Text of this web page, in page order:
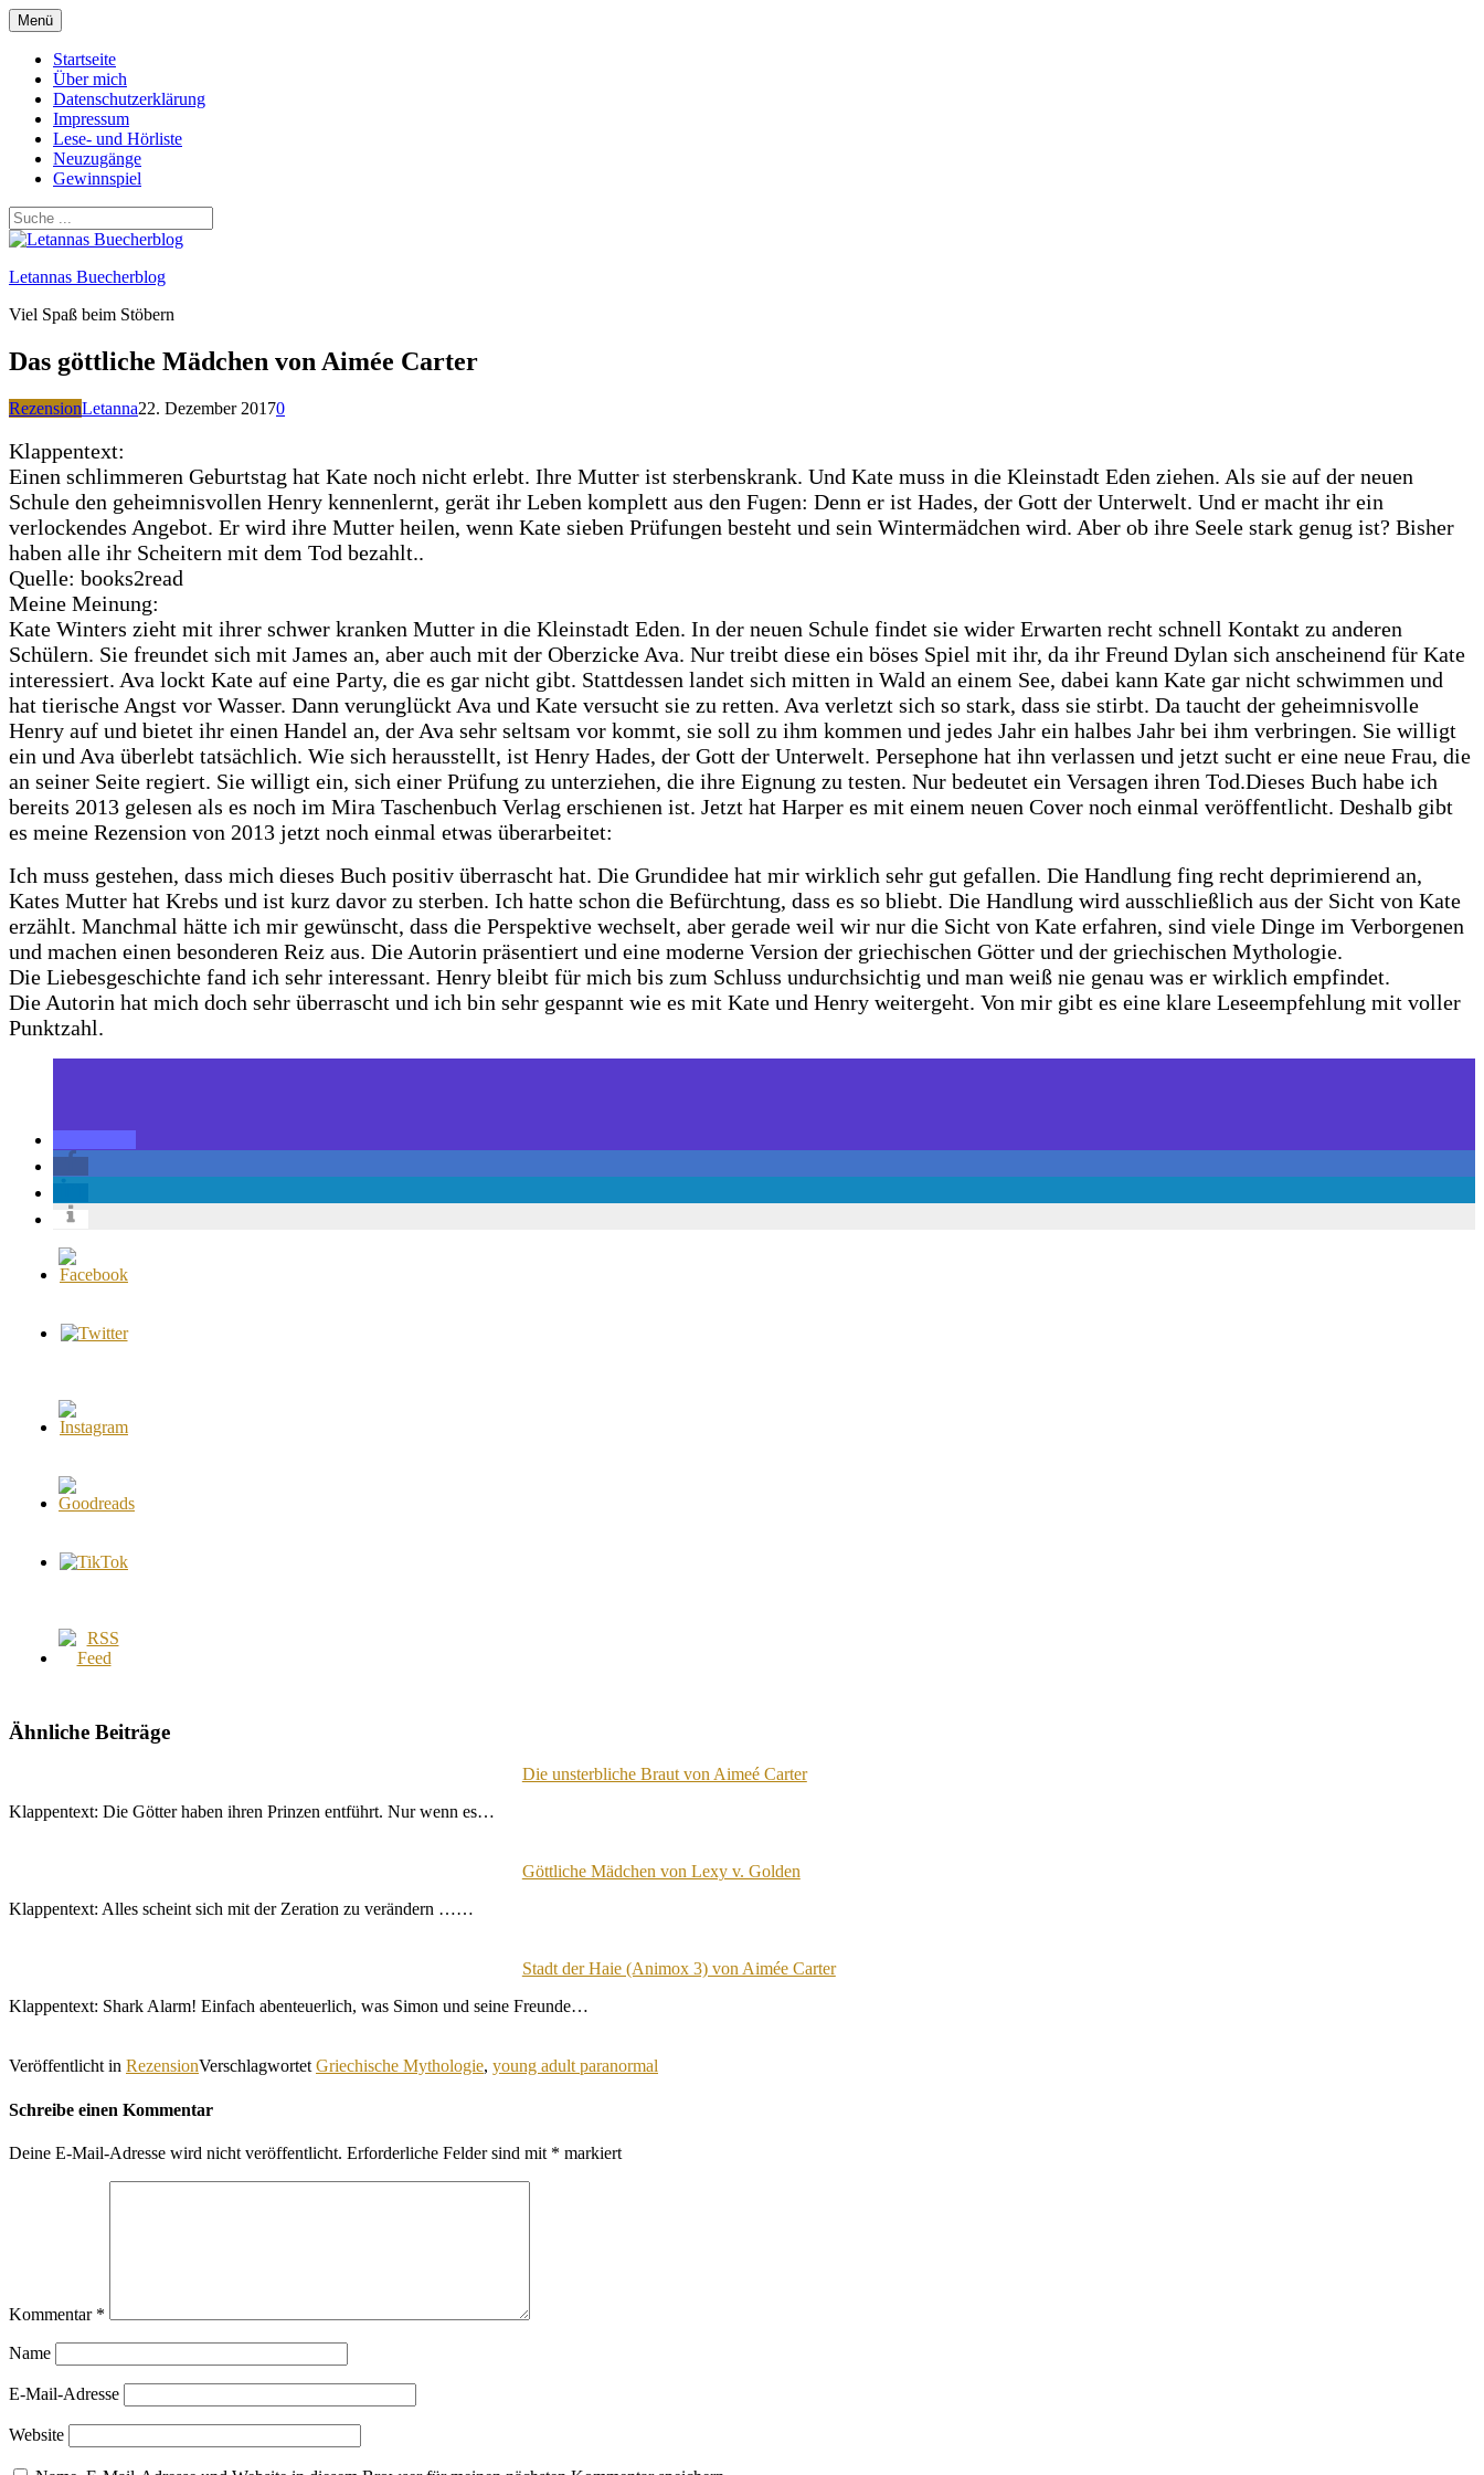
Zum
Inhalt
springen
Menü
Startseite
Über mich
Datenschutzerklärung
Impressum
Lese- und Hörliste
Neuzugänge
Gewinnspiel
Letannas Buecherblog
Viel Spaß beim Stöbern
Das göttliche Mädchen von Aimée Carter
RezensionLetanna22. Dezember 20170
Klappentext:
Einen schlimmeren Geburtstag hat Kate noch nicht erlebt. Ihre Mutter ist sterbenskrank. Und Kate muss in die Kleinstadt Eden ziehen. Als sie auf der neuen
Schule den geheimnisvollen Henry kennenlernt, gerät ihr Leben komplett aus den Fugen: Denn er ist Hades, der Gott der Unterwelt. Und er macht ihr ein
verlockendes Angebot. Er wird ihre Mutter heilen, wenn Kate sieben Prüfungen besteht und sein Wintermädchen wird. Aber ob ihre Seele stark genug ist? Bisher
haben alle ihr Scheitern mit dem Tod bezahlt..
Quelle: books2read
Meine Meinung:
Kate Winters zieht mit ihrer schwer kranken Mutter in die Kleinstadt Eden. In der neuen Schule findet sie wider Erwarten recht schnell Kontakt zu anderen
Schülern. Sie freundet sich mit James an, aber auch mit der Oberzicke Ava. Nur treibt diese ein böses Spiel mit ihr, da ihr Freund Dylan sich anscheinend für Kate
interessiert. Ava lockt Kate auf eine Party, die es gar nicht gibt. Stattdessen landet sich mitten in Wald an einem See, dabei kann Kate gar nicht schwimmen und
hat tierische Angst vor Wasser. Dann verunglückt Ava und Kate versucht sie zu retten. Ava verletzt sich so stark, dass sie stirbt. Da taucht der geheimnisvolle
Henry auf und bietet ihr einen Handel an, der Ava sehr seltsam vor kommt, sie soll zu ihm kommen und jedes Jahr ein halbes Jahr bei ihm verbringen. Sie willigt
ein und Ava überlebt tatsächlich. Wie sich herausstellt, ist Henry Hades, der Gott der Unterwelt. Persephone hat ihn verlassen und jetzt sucht er eine neue Frau, die
an seiner Seite regiert. Sie willigt ein, sich einer Prüfung zu unterziehen, die ihre Eignung zu testen. Nur bedeutet ein Versagen ihren Tod.Dieses Buch habe ich
bereits 2013 gelesen als es noch im Mira Taschenbuch Verlag erschienen ist. Jetzt hat Harper es mit einem neuen Cover noch einmal veröffentlicht. Deshalb gibt
es meine Rezension von 2013 jetzt noch einmal etwas überarbeitet:
Ich muss gestehen, dass mich dieses Buch positiv überrascht hat. Die Grundidee hat mir wirklich sehr gut gefallen. Die Handlung fing recht deprimierend an,
Kates Mutter hat Krebs und ist kurz davor zu sterben. Ich hatte schon die Befürchtung, dass es so bliebt. Die Handlung wird ausschließlich aus der Sicht von Kate
erzählt. Manchmal hätte ich mir gewünscht, dass die Perspektive wechselt, aber gerade weil wir nur die Sicht von Kate erfahren, sind viele Dinge im Verborgenen
und machen einen besonderen Reiz aus. Die Autorin präsentiert und eine moderne Version der griechischen Götter und der griechischen Mythologie.
Die Liebesgeschichte fand ich sehr interessant. Henry bleibt für mich bis zum Schluss undurchsichtig und man weiß nie genau was er wirklich empfindet.
Die Autorin hat mich doch sehr überrascht und ich bin sehr gespannt wie es mit Kate und Henry weitergeht. Von mir gibt es eine klare Leseempfehlung mit voller
Punktzahl.
Ähnliche Beiträge
Die unsterbliche Braut von Aimeé Carter
Klappentext: Die Götter haben ihren Prinzen entführt. Nur wenn es…
Göttliche Mädchen von Lexy v. Golden
Klappentext: Alles scheint sich mit der Zeration zu verändern ……
Stadt der Haie (Animox 3) von Aimée Carter
Klappentext: Shark Alarm! Einfach abenteuerlich, was Simon und seine Freunde…
Veröffentlicht in RezensionVerschlagwortet Griechische Mythologie, young adult paranormal
Schreibe einen Kommentar
Deine E-Mail-Adresse wird nicht veröffentlicht. Erforderliche Felder sind mit * markiert
Kommentar *
Name
E-Mail-Adresse
Website